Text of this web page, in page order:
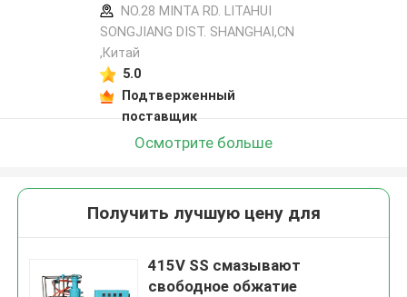
NO.28 MINTA RD. LITAHUI
SONGJIANG DIST. SHANGHAI,CN
,Китай
5.0
Подтверженный
поставщик
Осмотрите больше
Получить лучшую цену для
415V SS смазывают
свободное обжатие